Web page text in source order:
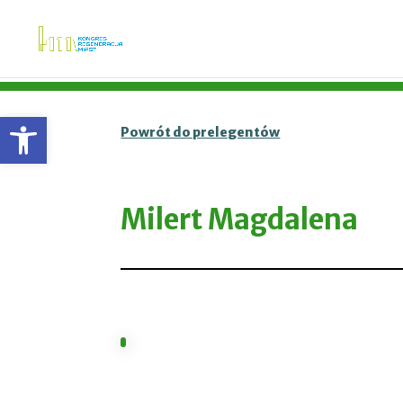
Otwórz pasek narzędzi Powrót do prelegentów
Milert Magdalena